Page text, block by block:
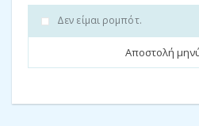
Εάν επιθυμείτε να κανονίσετε μια
τις άδειες, παρακαλώ μην διστάσετε
και θα έρθουμε άμεσα σε επαφή
Προσφέρουμε επίσης υπηρεσίες
Δεν είμαι ρομπότ.